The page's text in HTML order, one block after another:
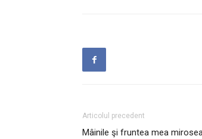
Articolul precedent
Mâinile şi fruntea mea